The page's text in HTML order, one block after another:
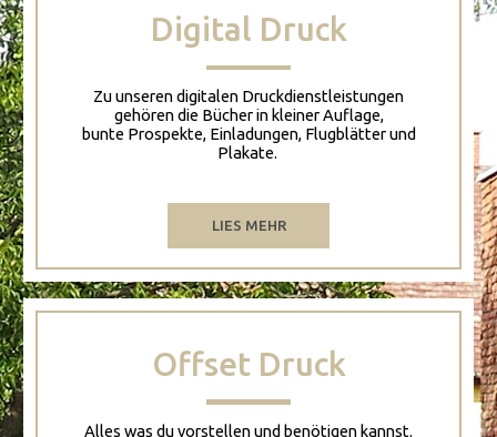
Digital Druck
Zu unseren digitalen Druckdienstleistungen
gehören die Bücher in kleiner Auflage,
bunte Prospekte, Einladungen, Flugblätter und
Plakate.
LIES MEHR
Offset Druck
Alles was du vorstellen und benötigen kannst.